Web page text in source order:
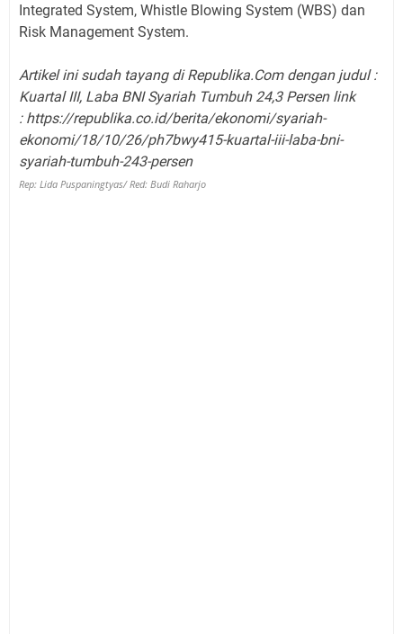
Integrated System, Whistle Blowing System (WBS) dan
Risk Management System.
Artikel ini sudah tayang di Republika.Com dengan judul :
Kuartal III, Laba BNI Syariah Tumbuh 24,3 Persen link
: https://republika.co.id/berita/ekonomi/syariah-
ekonomi/18/10/26/ph7bwy415-kuartal-iii-laba-bni-
syariah-tumbuh-243-persen
Rep: Lida Puspaningtyas/ Red: Budi Raharjo